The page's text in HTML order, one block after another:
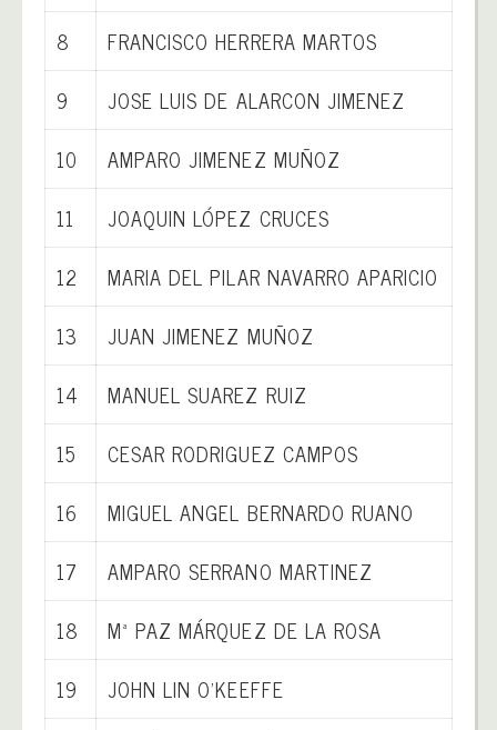
8
FRANCISCO HERRERA MARTOS
9
JOSE LUIS DE ALARCON JIMENEZ
10
AMPARO JIMENEZ MUÑOZ
11
JOAQUIN LÓPEZ CRUCES
12
MARIA DEL PILAR NAVARRO APARICIO
13
JUAN JIMENEZ MUÑOZ
14
MANUEL SUAREZ RUIZ
15
CESAR RODRIGUEZ CAMPOS
16
MIGUEL ANGEL BERNARDO RUANO
17
AMPARO SERRANO MARTINEZ
18
Mª PAZ MÁRQUEZ DE LA ROSA
19
JOHN LIN O’KEEFFE